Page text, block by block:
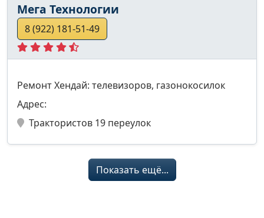
Мега Технологии
8 (922) 181-51-49
Ремонт Хендай: телевизоров, газонокосилок
Адрес:
Трактористов 19 переулок
Показать ещё...